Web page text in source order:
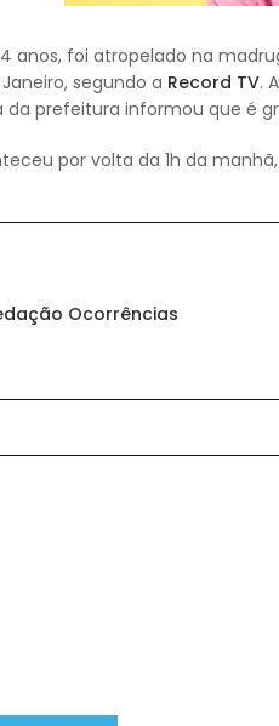
anos, foi atropelado na
segundo a Record TV.
da prefeitura informou que é
por volta da 1h da
Ocorrências